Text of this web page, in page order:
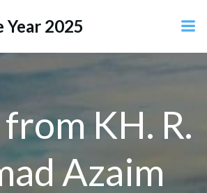
to
Year 2025
KH. R.
Azaim